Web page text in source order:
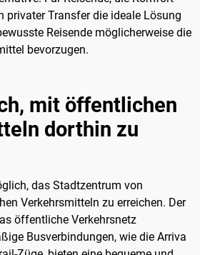
privater Transfer die ideale Lösung
Reisende möglicherweise die
bevorzugen.
mit öffentlichen
dorthin zu
das Stadtzentrum von
Verkehrsmitteln zu erreichen. Der
öffentliche Verkehrsnetz
Busverbindungen, wie die Arriva